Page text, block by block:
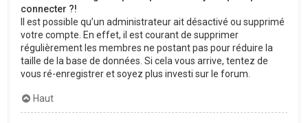
connecter ?!
Il est possible qu’un administrateur ait désactivé ou supprimé
votre compte. En effet, il est courant de supprimer
régulièrement les membres ne postant pas pour réduire la
taille de la base de données. Si cela vous arrive, tentez de
vous ré-enregistrer et soyez plus investi sur le forum.
Haut